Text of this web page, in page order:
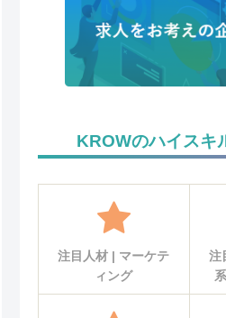
KROWのハイスキ
注目人材 | マーケテ
ィング
注